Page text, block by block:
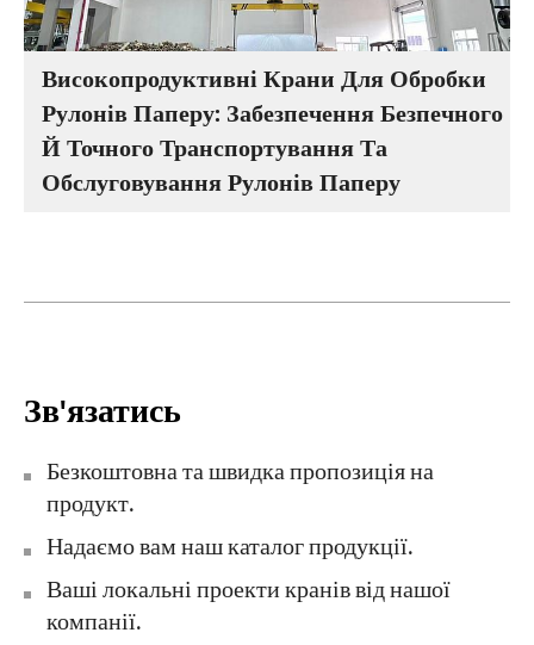
Високопродуктивні Крани Для Обробки
Рулонів Паперу: Забезпечення Безпечного
Й Точного Транспортування Та
Обслуговування Рулонів Паперу
Зв'язатись
Безкоштовна та швидка пропозиція на
продукт.
Надаємо вам наш каталог продукції.
Ваші локальні проекти кранів від нашої
компанії.